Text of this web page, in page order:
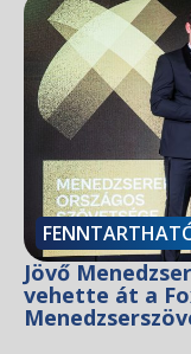
Jövő
vehette át a